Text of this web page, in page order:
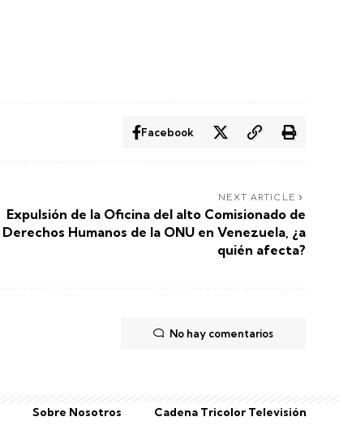
Facebook
NEXT ARTICLE
Expulsión de la Oficina del alto Comisionado de
Derechos Humanos de la ONU en Venezuela, ¿a
quién afecta?
No hay comentarios
Sobre Nosotros Cadena Tricolor Televisión